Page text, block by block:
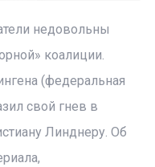
недовольны
коалиции.
(федеральная
свой гнев в
Линднеру. Об